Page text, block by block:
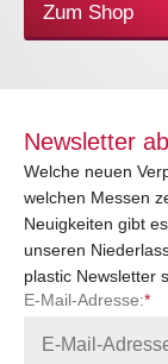
Zum Shop
Newsletter
Welche neuen
welchen Messen
Neuigkeiten gibt
unseren
plastic Newsletter
E-Mail-Adresse:*